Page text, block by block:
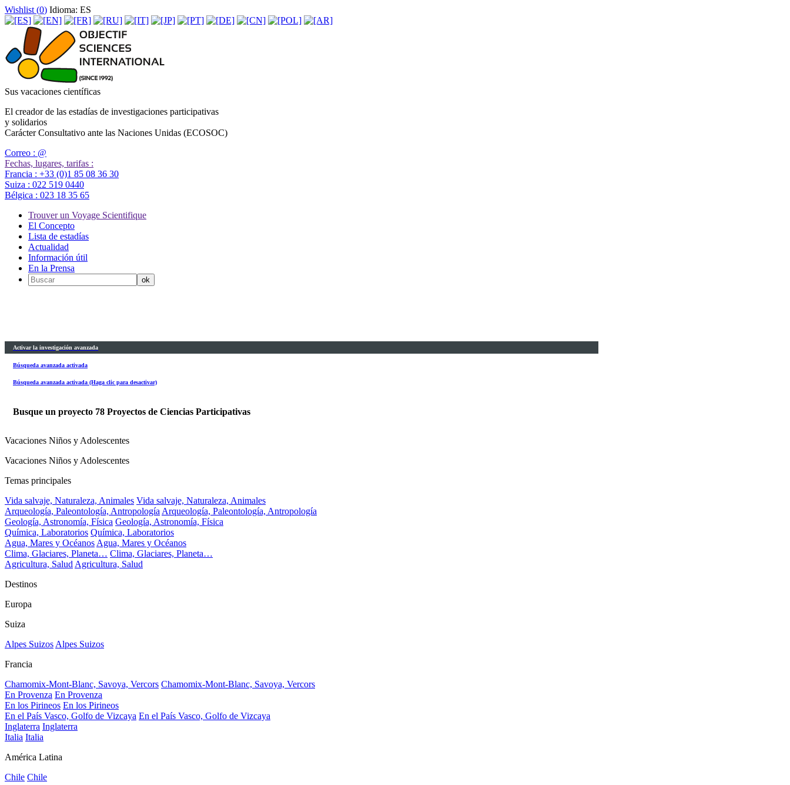
Wishlist (0) Idioma: ES
Sus vacaciones científicas
El creador de las estadías de investigaciones participativas
y solidarios
Carácter Consultativo ante las Naciones Unidas (ECOSOC)
Correo : @
Fechas, lugares, tarifas :
Francia : +33 (0)1 85 08 36 30
Suiza : 022 519 0440
Bélgica : 023 18 35 65
Trouver un Voyage Scientifique
El Concepto
Lista de estadías
Actualidad
Información útil
En la Prensa
Activar la investigación avanzada
Búsqueda avanzada activada
Búsqueda avanzada activada (Haga clic para desactivar)
Busque un proyecto 78 Proyectos de Ciencias Participativas
Vacaciones Niños y Adolescentes
Vacaciones Niños y Adolescentes
Temas principales
Vida salvaje, Naturaleza, Animales Vida salvaje, Naturaleza, Animales
Arqueología, Paleontología, AntropologíaArqueología, Paleontología, Antropología
Geología, Astronomía, Física Geología, Astronomía, Física
Química, Laboratorios Química, Laboratorios
Agua, Mares y OcéanosAgua, Mares y Océanos
Clima, Glaciares, Planeta… Clima, Glaciares, Planeta…
Agricultura, SaludAgricultura, Salud
Destinos
Europa
Suiza
Alpes SuizosAlpes Suizos
Francia
Chamomix-Mont-Blanc, Savoya, Vercors Chamomix-Mont-Blanc, Savoya, Vercors
En Provenza En Provenza
En los Pirineos En los Pirineos
En el País Vasco, Golfo de Vizcaya En el País Vasco, Golfo de Vizcaya
Inglaterra Inglaterra
Italia Italia
América Latina
Chile Chile